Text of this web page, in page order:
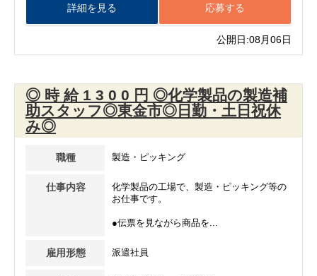
応募する
詳細を見る
公開日:08月06日
◎ 時 給 1 3 0 0 円 ◎化学製品の製造補
助スタッフ◎東金市◎日勤・土日祝休
み◎
職種 製造・ピッキング
仕事内容
化学製品の工場で、製造・ピッキング等の
お仕事です。
●伝票を見ながら商品を...
雇用形態 派遣社員